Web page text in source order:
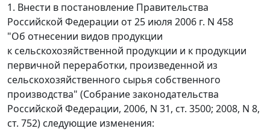
1. Внести в постановление Правительства
Российской Федерации от 25 июля 2006 г. N 458
"Об отнесении видов продукции
к сельскохозяйственной продукции и к продукции
первичной переработки, произведенной из
сельскохозяйственного сырья собственного
производства" (Собрание законодательства
Российской Федерации, 2006, N 31, ст. 3500; 2008, N 8,
ст. 752) следующие изменения: